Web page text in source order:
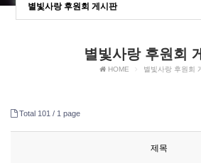
별빛사랑 후원회 게시판
별빛사랑 후원회
HOME 별빛사랑 후원회
Total 101 / 1 page
제목